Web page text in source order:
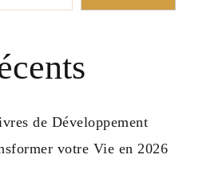
de Développement
votre Vie en 2026